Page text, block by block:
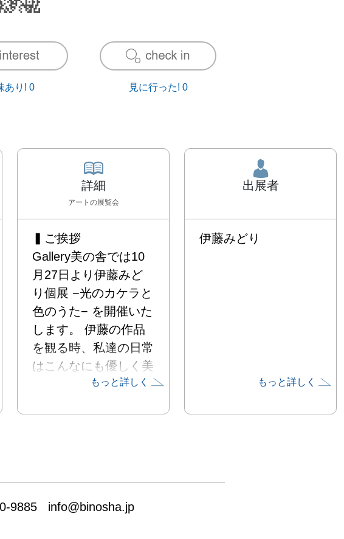
あり! 0 見に行った! 0
詳細
アート の展覧会
▍ご挨拶
Gallery美の舎では10
月27日より伊藤みど
り個展 −光のカケラと
色のうた− を開催いた
します。 伊藤の作品
を観る時、私達の日常
はこんなにも優しく美
しい光に彩られている
▍個展に寄せて
もっと詳しく
出展者
伊藤みどり
もっと詳しく
9885   info@binosha.jp